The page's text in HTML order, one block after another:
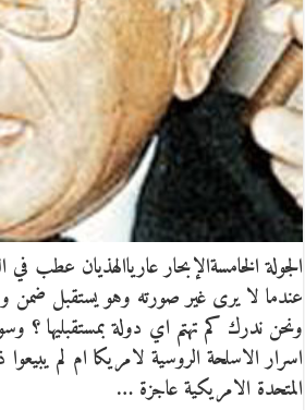
الجولة الخامسةالإبحار عارياالهذيان عطب في
عندما لا يرى غير صورته وهو يستقبل ضمن
ونحن ندرك كم تهتم اي دولة بمستقبليها ؟
اسرار الاسلحة الروسية لامريكا ام لم
المتحدة الامريكية عاجزة …